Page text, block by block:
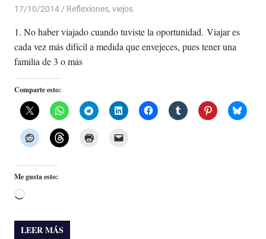
17/10/2014 Luis Castellanos
Reflexiones, viejos
1. No haber viajado cuando tuviste la oportunidad. Viajar es
cada vez más difícil a medida que envejeces, pues tener una
familia de 3 o más
Comparte esto:
Me gusta esto:
Cargando...
LEER MÁS